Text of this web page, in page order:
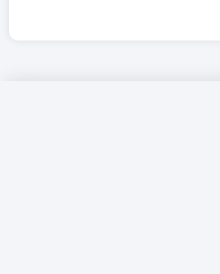
ام وی ام 530، سایر